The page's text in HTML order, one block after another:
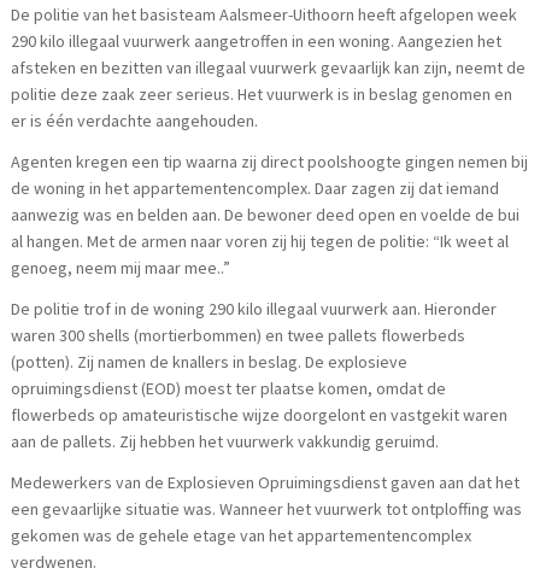
De politie van het basisteam Aalsmeer-Uithoorn heeft afgelopen week
290 kilo illegaal vuurwerk aangetroffen in een woning. Aangezien het
afsteken en bezitten van illegaal vuurwerk gevaarlijk kan zijn, neemt de
politie deze zaak zeer serieus. Het vuurwerk is in beslag genomen en
er is één verdachte aangehouden.
Agenten kregen een tip waarna zij direct poolshoogte gingen nemen bij
de woning in het appartementencomplex. Daar zagen zij dat iemand
aanwezig was en belden aan. De bewoner deed open en voelde de bui
al hangen. Met de armen naar voren zij hij tegen de politie: “Ik weet al
genoeg, neem mij maar mee..”
De politie trof in de woning 290 kilo illegaal vuurwerk aan. Hieronder
waren 300 shells (mortierbommen) en twee pallets flowerbeds
(potten). Zij namen de knallers in beslag. De explosieve
opruimingsdienst (EOD) moest ter plaatse komen, omdat de
flowerbeds op amateuristische wijze doorgelont en vastgekit waren
aan de pallets. Zij hebben het vuurwerk vakkundig geruimd.
Medewerkers van de Explosieven Opruimingsdienst gaven aan dat het
een gevaarlijke situatie was. Wanneer het vuurwerk tot ontploffing was
gekomen was de gehele etage van het appartementencomplex
verdwenen.